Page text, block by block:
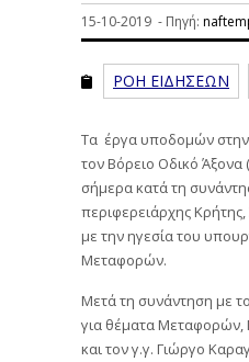
15-10-2019 - Πηγή:
ΡΟΗ ΕΙΔΗΣΕΩΝ
Tα έργα υποδομών στην
τον Bόρειο Oδικό
σήμερα κατά τη
περιφερειάρχης
με την ηγεσία του
Μεταφορών.
Μετά τη συνάντηση με
για θέματα Μεταφορών,
και τον γ.γ. Γιώργο